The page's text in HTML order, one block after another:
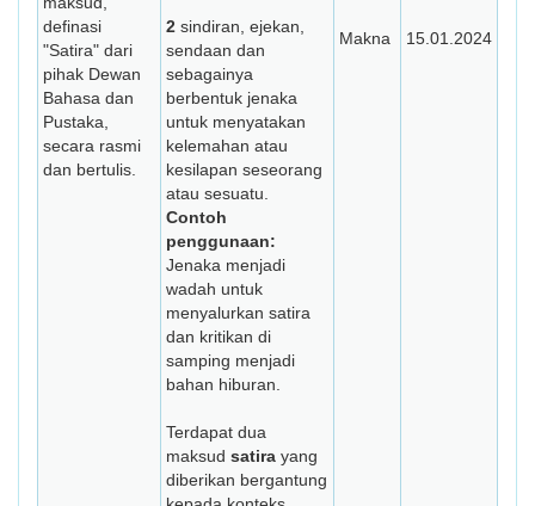
definasi
"Satira" dari
pihak Dewan
Bahasa dan
Pustaka,
secara rasmi
dan bertulis.
2 sindiran, ejekan,
sendaan dan
sebagainya
berbentuk jenaka
untuk menyatakan
kelemahan atau
kesilapan seseorang
atau sesuatu.
Contoh
penggunaan:
Jenaka menjadi
wadah untuk
menyalurkan satira
dan kritikan di
samping menjadi
bahan hiburan.
Terdapat dua
maksud satira yang
diberikan bergantung
Makna 15.01.2024